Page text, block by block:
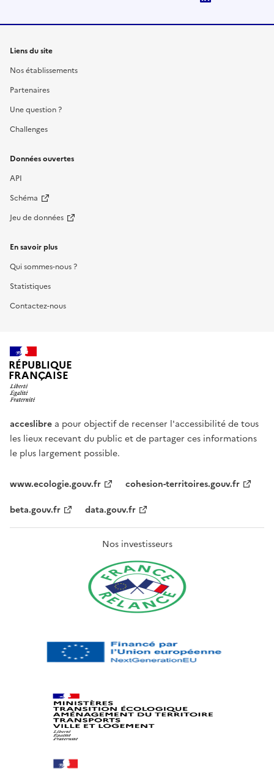
Liens du site
Nos établissements
Partenaires
Une question ?
Challenges
Données ouvertes
API
Schéma
Jeu de données
En savoir plus
Qui sommes-nous ?
Statistiques
Contactez-nous
RÉPUBLIQUE
FRANÇAISE
acceslibre a pour objectif de recenser l'accessibilité de tous
les lieux recevant du public et de partager ces informations
le plus largement possible.
www.ecologie.gouv.fr
cohesion-territoires.gouv.fr
beta.gouv.fr
data.gouv.fr
Nos investisseurs